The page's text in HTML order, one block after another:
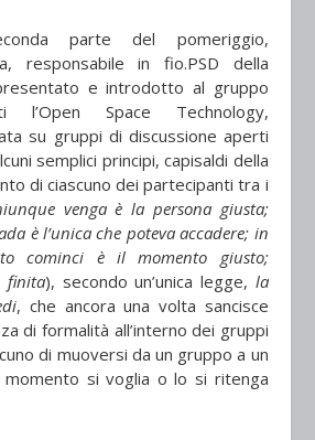
parte del pomeriggio,
responsabile in fio.PSD della
e introdotto al gruppo
l’Open Space Technology,
su gruppi di discussione aperti
semplici principi, capisaldi della
di ciascuno dei partecipanti tra i
venga è la persona giusta;
è l’unica che poteva accadere; in
cominci è il momento giusto;
finita), secondo un’unica legge, la
, che ancora una volta sancisce
di formalità all’interno dei gruppi
di muoversi da un gruppo a un
momento si voglia o lo si ritenga